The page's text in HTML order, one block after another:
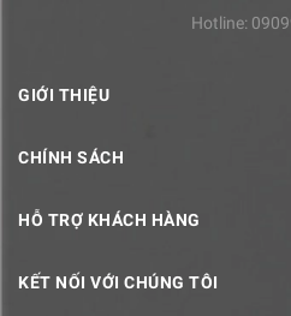
Hotline:
GIỚI THIỆU
CHÍNH SÁCH
HỖ TRỢ KHÁCH HÀNG
KẾT NỐI VỚI CHÚNG TÔI